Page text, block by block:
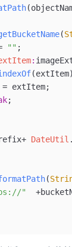
(
"" ;
:
= extItem;
;
+ DateUtil .
(
"
  +